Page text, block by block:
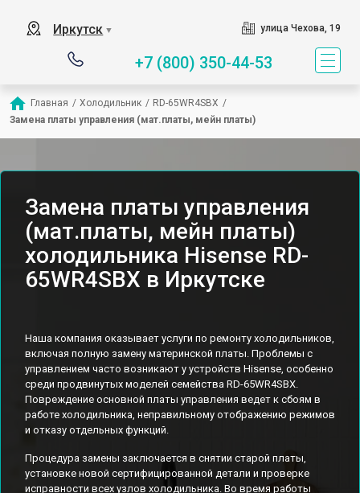
Иркутск ▼ улица Чехова, 19
+7 (800) 350-44-53
Главная / Холодильник / RD-65WR4SBX /
Замена платы управления (мат.платы, мейн платы)
Замена платы управления
(мат.платы, мейн платы)
холодильника Hisense RD-
65WR4SBX в Иркутске
Наша компания оказывает услуги по ремонту холодильников,
включая полную замену материнской платы. Проблемы с
управлением часто возникают у устройств Hisense, особенно
среди продвинутых моделей семейства RD-65WR4SBX.
Повреждение основной платы управления ведет к сбоям в
работе холодильника, неправильному отображению режимов
и отказу отдельных функций.
Процедура замены заключается в снятии старой платы,
установке новой сертифицированной детали и проверке
исправности всех узлов холодильника. Во время работы